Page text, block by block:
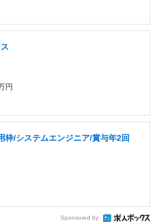
円
枠/システムエンジニア/賞与年2回
Sponsored by